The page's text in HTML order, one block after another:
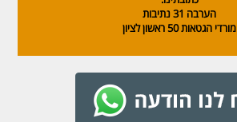
הערבה 31 נתיבות
מורדי הגטאות 50 ראשון לציון